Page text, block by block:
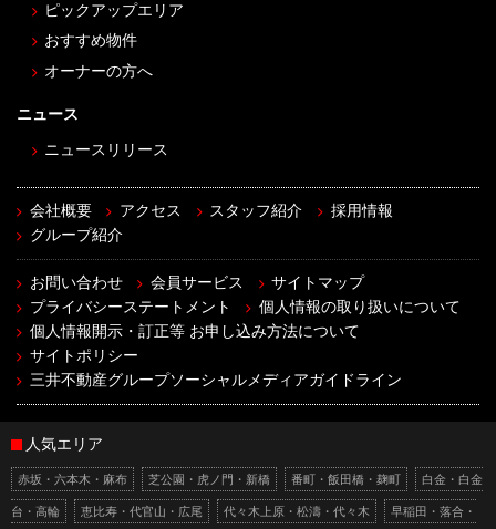
ピックアップエリア
おすすめ物件
オーナーの方へ
ニュース
ニュースリリース
会社概要 アクセス スタッフ紹介
採用情報
グループ紹介
お問い合わせ 会員サービス
サイトマップ
プライバシーステートメント
個人情報の取り扱いについて
個人情報開示・訂正等 お申し込み方法について
サイトポリシー
三井不動産グループソーシャルメディアガイドライン
人気エリア
赤坂・六本木・麻布 芝公園・虎ノ門・新橋 番町・飯田橋・麹町 白金・白金
台・高輪 恵比寿・代官山・広尾 代々木上原・松濤・代々木 早稲田・落合・